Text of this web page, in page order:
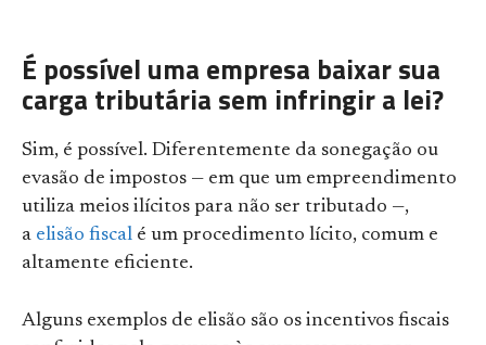
É possível uma empresa baixar sua
carga tributária sem infringir a lei?
Sim, é possível. Diferentemente da sonegação ou
evasão de impostos — em que um empreendimento
utiliza meios ilícitos para não ser tributado —,
a elisão fiscal é um procedimento lícito, comum e
altamente eficiente.
Alguns exemplos de elisão são os incentivos fiscais